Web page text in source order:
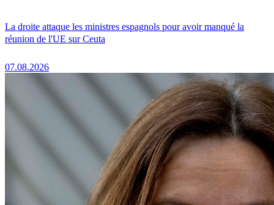
La droite attaque les ministres espagnols pour avoir manqué la
réunion de l'UE sur Ceuta
07.08.2026